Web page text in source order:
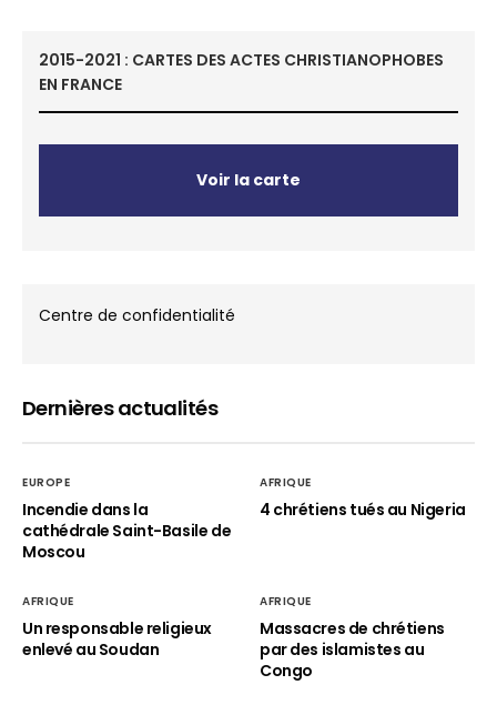
2015-2021 : CARTES DES ACTES CHRISTIANOPHOBES
EN FRANCE
Voir la carte
Centre de confidentialité
Dernières actualités
EUROPE
Incendie dans la
cathédrale Saint-Basile de
Moscou
AFRIQUE
4 chrétiens tués au Nigeria
AFRIQUE
Un responsable religieux
enlevé au Soudan
AFRIQUE
Massacres de chrétiens
par des islamistes au
Congo